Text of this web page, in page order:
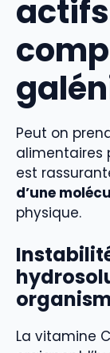
Peut on
alimentaires
est
d’une
physique.
La vitamine